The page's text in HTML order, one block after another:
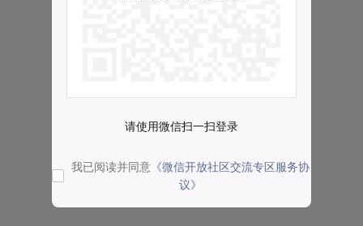
请使用微信扫一扫登录
我已阅读并同意 《微信开放社区交流专区服务协
议》